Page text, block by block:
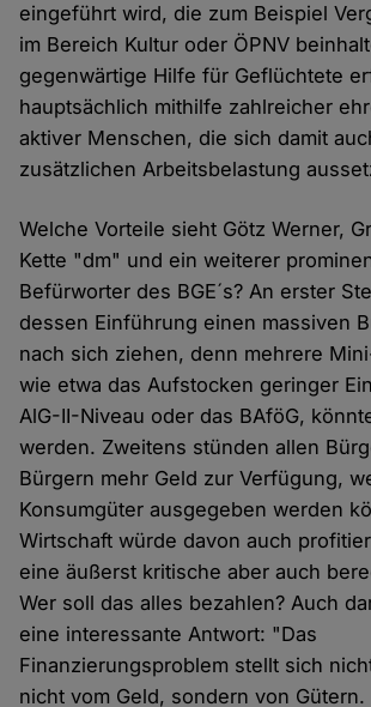
eingeführt wird, die zum Beispiel
im Bereich Kultur oder ÖPNV
gegenwärtige Hilfe für Geflüchtete
hauptsächlich mithilfe zahlreicher
aktiver Menschen, die sich damit
zusätzlichen Arbeitsbelastung
Welche Vorteile sieht Götz Werner,
Kette "dm" und ein weiterer
Befürworter des BGE´s? An erster
dessen Einführung einen massiven
nach sich ziehen, denn mehrere
wie etwa das Aufstocken geringer
AlG-II-Niveau oder das BAföG,
werden. Zweitens stünden allen
Bürgern mehr Geld zur Verfügung,
Konsumgüter ausgegeben werden
Wirtschaft würde davon auch
eine äußerst kritische aber auch
Wer soll das alles bezahlen? Auch
eine interessante Antwort: "Das
Finanzierungsproblem stellt sich
nicht vom Geld, sondern von